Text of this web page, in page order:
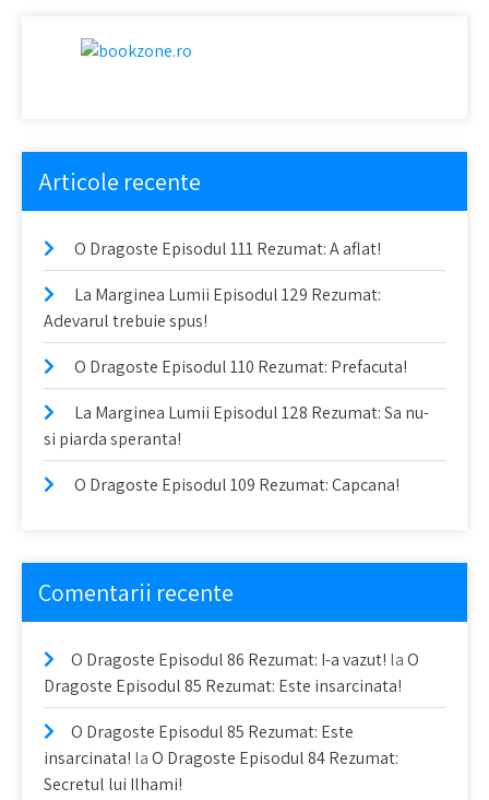
Articole recente
O Dragoste Episodul 111 Rezumat: A aflat!
La Marginea Lumii Episodul 129 Rezumat:
Adevarul trebuie spus!
O Dragoste Episodul 110 Rezumat: Prefacuta!
La Marginea Lumii Episodul 128 Rezumat: Sa nu-
si piarda speranta!
O Dragoste Episodul 109 Rezumat: Capcana!
Comentarii recente
O Dragoste Episodul 86 Rezumat: I-a vazut! laO
Dragoste Episodul 85 Rezumat: Este insarcinata!
O Dragoste Episodul 85 Rezumat: Este
insarcinata! laO Dragoste Episodul 84 Rezumat:
Secretul lui Ilhami!